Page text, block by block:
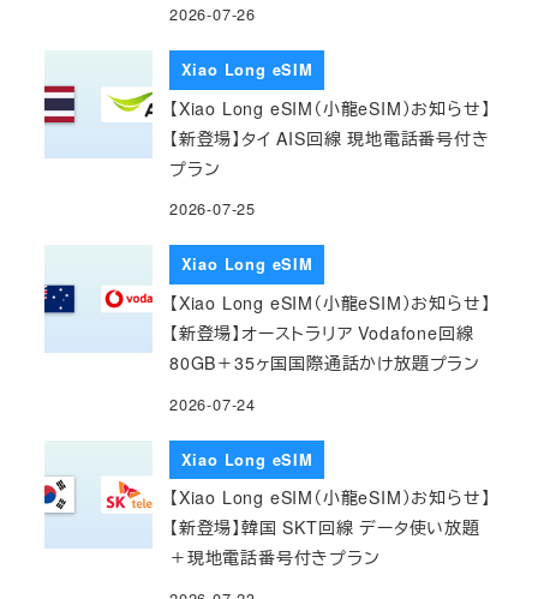
2026-07-26
Xiao Long eSIM
【Xiao Long eSIM（小龍eSIM）お知らせ】
【新登場】タイ AIS回線 現地電話番号付き
プラン
2026-07-25
Xiao Long eSIM
【Xiao Long eSIM（小龍eSIM）お知らせ】
【新登場】オーストラリア Vodafone回線
80GB＋35ヶ国国際通話かけ放題プラン
2026-07-24
Xiao Long eSIM
【Xiao Long eSIM（小龍eSIM）お知らせ】
【新登場】韓国 SKT回線 データ使い放題
＋現地電話番号付きプラン